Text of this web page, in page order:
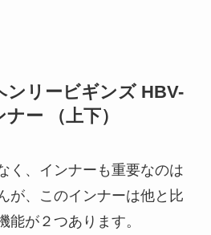
ンリービギンズ HBV-
ー （上下）
く、インナーも重要なのは
が、このインナーは他と比
能が２つあります。